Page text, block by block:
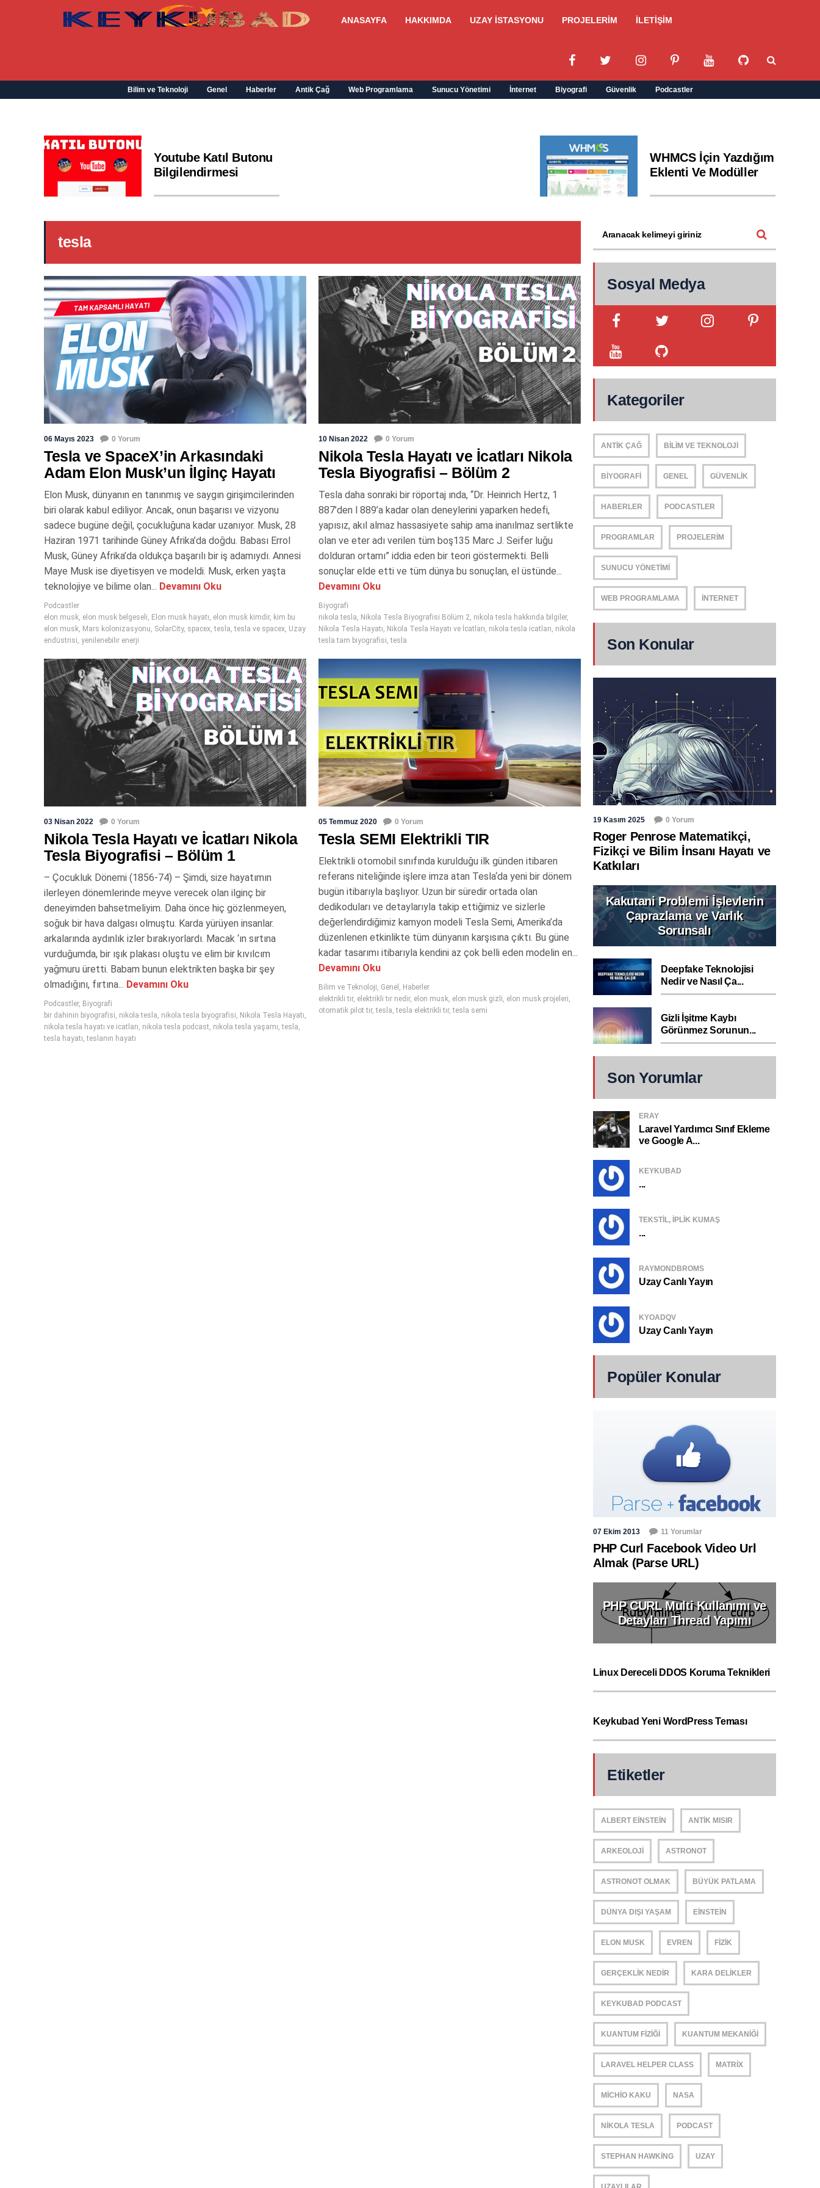
ANASAYFA HAKKIMDA UZAY İSTASYONU PROJELERİM İLETİŞİM
Bilim ve Teknoloji Genel Haberler Antik Çağ Web Programlama Sunucu Yönetimi İnternet Biyografi Güvenlik Podcastler
Youtube Katıl Butonu
Bilgilendirmesi
WHMCS İçin Yazdığım
Eklenti Ve Modüller
tesla
06 Mayıs 2023 0 Yorum
Tesla ve SpaceX’in Arkasındaki
Adam Elon Musk’un İlginç Hayatı
Elon Musk, dünyanın en tanınmış ve saygın girişimcilerinden
biri olarak kabul ediliyor. Ancak, onun başarısı ve vizyonu
sadece bugüne değil, çocukluğuna kadar uzanıyor. Musk, 28
Haziran 1971 tarihinde Güney Afrika’da doğdu. Babası Errol
Musk, Güney Afrika’da oldukça başarılı bir iş adamıydı. Annesi
Maye Musk ise diyetisyen ve modeldi. Musk, erken yaşta
teknolojiye ve bilime olan... Devamını Oku
Podcastler
elon musk, elon musk belgeseli, Elon musk hayatı, elon musk kimdir, kim bu
elon musk, Mars kolonizasyonu, SolarCity, spacex,tesla,tesla ve spacex, Uzay
endüstrisi, yenilenebilir enerji
10 Nisan 2022 0 Yorum
Nikola Tesla Hayatı ve İcatları Nikola
Tesla Biyografisi – Bölüm 2
Tesla daha sonraki bir röportaj ında, “Dr. Heinrich Hertz, 1
887’den l 889’a kadar olan deneylerini yaparken hedefi,
yapısız, akıl almaz hassasiyete sahip ama inanılmaz sertlikte
olan ve eter adı verilen tüm boş135 Marc J. Seifer luğu
dolduran ortamı” iddia eden bir teori göstermekti. Belli
sonuçlar elde etti ve tüm dünya bu sonuçlan, el üstünde...
Devamını Oku
Biyografi
nikola tesla, Nikola Tesla Biyografisi Bölüm 2, nikola tesla hakkında bilgiler,
Nikola Tesla Hayatı, Nikola Tesla Hayatı ve İcatları, nikola tesla icatları, nikola
tesla tam biyografisi,tesla
03 Nisan 2022 0 Yorum
Nikola Tesla Hayatı ve İcatları Nikola
Tesla Biyografisi – Bölüm 1
– Çocukluk Dönemi (1856-74) – Şimdi, size hayatımın
ilerleyen dönemlerinde meyve verecek olan ilginç bir
deneyimden bahsetmeliyim. Daha önce hiç gözlenmeyen,
soğuk bir hava dalgası olmuştu. Karda yürüyen insanlar.
arkalarında aydınlık izler bırakıyorlardı. Macak ‘ın sırtına
vurduğumda, bir ışık plakası oluştu ve elim bir kıvılcım
yağmuru üretti. Babam bunun elektrikten başka bir şey
olmadığını, fırtına... Devamını Oku
Podcastler, Biyografi
bir dahinin biyografisi, nikola tesla, nikola tesla biyografisi, Nikola Tesla Hayatı,
nikola tesla hayatı ve icatları, nikola tesla podcast, nikola tesla yaşamı,tesla,
tesla hayatı,teslanın hayatı
05 Temmuz 2020 0 Yorum
Tesla SEMI Elektrikli TIR
Elektrikli otomobil sınıfında kurulduğu ilk günden itibaren
referans niteliğinde işlere imza atan Tesla‘da yeni bir dönem
bugün itibarıyla başlıyor. Uzun bir süredir ortada olan
dedikoduları ve detaylarıyla takip ettiğimiz ve sizlerle
değerlendirdiğimiz kamyon modeli Tesla Semi, Amerika’da
düzenlenen etkinlikte tüm dünyanın karşısına çıktı. Bu güne
kadar tasarımı itibarıyla kendini az çok belli eden modelin en...
Devamını Oku
Bilim ve Teknoloji, Genel , Haberler
elektrikli tır, elektrikli tır nedir, elon musk, elon musk gizli, elon musk projeleri,
otomatik pilot tır,tesla,tesla elektrikli tır,tesla semi
Sosyal Medya
Kategoriler
ANTIK ÇAĞ BILIM VE TEKNOLOJI
BIYOGRAFI GENEL GÜVENLIK
HABERLER PODCASTLER
PROGRAMLAR PROJELERIM
SUNUCU YÖNETIMI
WEB PROGRAMLAMA İNTERNET
Son Konular
19 Kasım 2025 0 Yorum
Roger Penrose Matematikçi,
Fizikçi ve Bilim İnsanı Hayatı ve
Katkıları
Kakutani Problemi İşlevlerin
Çaprazlama ve Varlık
Sorunsalı
Deepfake Teknolojisi
Nedir ve Nasıl Ça...
Gizli İşitme Kaybı
Görünmez Sorunun...
Son Yorumlar
ERAY
Laravel Yardımcı Sınıf Ekleme
ve Google A...
KEYKUBAD
...
TEKSTIL, IPLIK KUMAŞ
...
RAYMONDBROMS
Uzay Canlı Yayın
KYOADQV
Uzay Canlı Yayın
Popüler Konular
07 Ekim 2013 11 Yorumlar
PHP Curl Facebook Video Url
Almak (Parse URL)
PHP CURL Multi Kullanımı ve
Detayları Thread Yapımı
Linux Dereceli DDOS Koruma Teknikleri
Keykubad Yeni WordPress Teması
Etiketler
ALBERT EINSTEIN ANTIK MISIR
ARKEOLOJI ASTRONOT
ASTRONOT OLMAK BÜYÜK PATLAMA
DÜNYA DIŞI YAŞAM EINSTEIN
ELON MUSK EVREN FIZIK
GERÇEKLIK NEDIR KARA DELIKLER
KEYKUBAD PODCAST
KUANTUM FIZIĞI KUANTUM MEKANIĞI
LARAVEL HELPER CLASS MATRIX
MICHIO KAKU NASA
NIKOLA TESLA PODCAST
STEPHAN HAWKING UZAY